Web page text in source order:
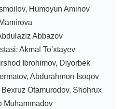
Humoyun Aminov
Abbazov
Akmal To’xtayev
Ibrohimov, Diyorbek
Abdurahmon Isoqov
Otamurodov, Shohrux
Muhammadov